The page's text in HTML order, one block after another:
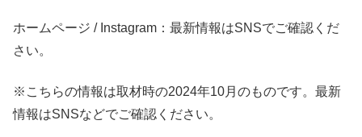
ホームページ / Instagram：最新情報はSNSでご確認くだ
さい。
※こちらの情報は取材時の2024年10月のものです。最新
情報はSNSなどでご確認ください。